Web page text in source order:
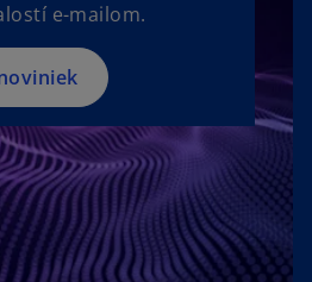
e-mailom.